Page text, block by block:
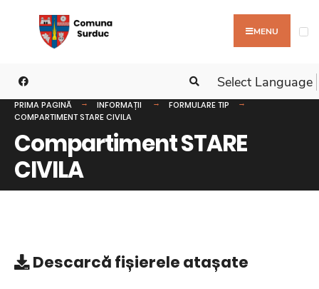
MENU
Select Language
PRIMA PAGINĂ INFORMAȚII
FORMULARE TIP
COMPARTIMENT STARE CIVILA
Compartiment STARE
CIVILA
Descarcăfișierele atașate